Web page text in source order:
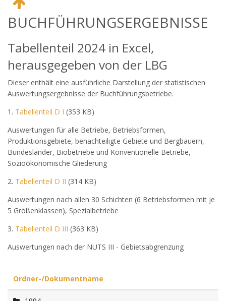
BUCHFÜHRUNGSERGEBNISSE
Tabellenteil 2024 in Excel,
herausgegeben von der LBG
Dieser enthält eine ausführliche Darstellung der statistischen
Auswertungsergebnisse der Buchführungsbetriebe.
1. Tabellenteil D I (353 KB)
Auswertungen für alle Betriebe, Betriebsformen,
Produktionsgebiete, benachteiligte Gebiete und Bergbauern,
Bundesländer, Biobetriebe und Konventionelle Betriebe,
Sozioökonomische Gliederung
2. Tabellenteil D II (314 KB)
Auswertungen nach allen 30 Schichten (6 Betriebsformen mit je
5 Größenklassen), Spezialbetriebe
3. Tabellenteil D III (363 KB)
Auswertungen nach der NUTS III - Gebietsabgrenzung
Ordner-/Dokumentname